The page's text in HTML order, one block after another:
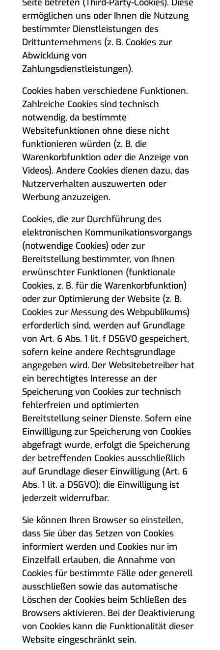
Seite betreten (Third-Party-Cookies). Diese
ermöglichen uns oder Ihnen die Nutzung
bestimmter Dienstleistungen des
Drittunternehmens (z. B. Cookies zur
Abwicklung von
Zahlungsdienstleistungen).
Cookies haben verschiedene Funktionen.
Zahlreiche Cookies sind technisch
notwendig, da bestimmte
Websitefunktionen ohne diese nicht
funktionieren würden (z. B. die
Warenkorbfunktion oder die Anzeige von
Videos). Andere Cookies dienen dazu, das
Nutzerverhalten auszuwerten oder
Werbung anzuzeigen.
Cookies, die zur Durchführung des
elektronischen Kommunikationsvorgangs
(notwendige Cookies) oder zur
Bereitstellung bestimmter, von Ihnen
erwünschter Funktionen (funktionale
Cookies, z. B. für die Warenkorbfunktion)
oder zur Optimierung der Website (z. B.
Cookies zur Messung des Webpublikums)
erforderlich sind, werden auf Grundlage
von Art. 6 Abs. 1 lit. f DSGVO gespeichert,
sofern keine andere Rechtsgrundlage
angegeben wird. Der Websitebetreiber hat
ein berechtigtes Interesse an der
Speicherung von Cookies zur technisch
fehlerfreien und optimierten
Bereitstellung seiner Dienste. Sofern eine
Einwilligung zur Speicherung von Cookies
abgefragt wurde, erfolgt die Speicherung
der betreffenden Cookies ausschließlich
auf Grundlage dieser Einwilligung (Art. 6
Abs. 1 lit. a DSGVO); die Einwilligung ist
jederzeit widerrufbar.
Sie können Ihren Browser so einstellen,
dass Sie über das Setzen von Cookies
informiert werden und Cookies nur im
Einzelfall erlauben, die Annahme von
Cookies für bestimmte Fälle oder generell
ausschließen sowie das automatische
Löschen der Cookies beim Schließen des
Browsers aktivieren. Bei der Deaktivierung
von Cookies kann die Funktionalität dieser
Website eingeschränkt sein.